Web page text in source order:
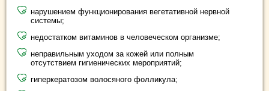
нарушением функционирования вегетативной нервной
системы;
недостатком витаминов в человеческом организме;
неправильным уходом за кожей или полным
отсутствием гигиенических мероприятий;
гиперкератозом волосяного фолликула;